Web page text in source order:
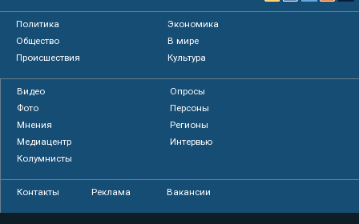
Политика
Экономика
Общество
В мире
Происшествия
Культура
Видео
Опросы
Фото
Персоны
Мнения
Регионы
Медиацентр
Интервью
Колумнисты
Контакты Реклама Вакансии